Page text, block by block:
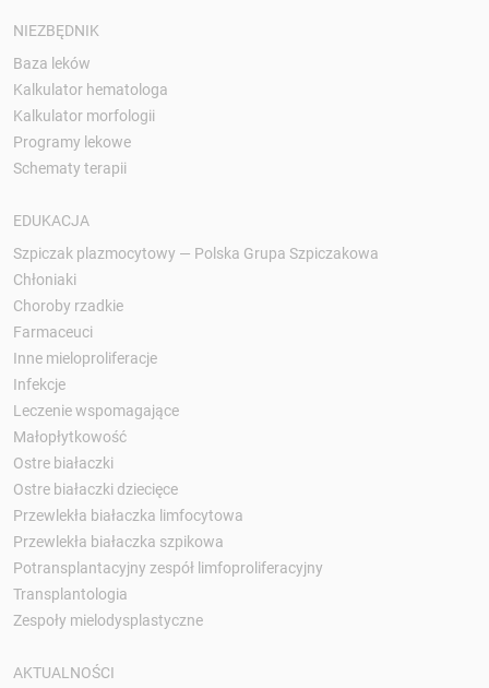
NIEZBĘDNIK
Baza leków
Kalkulator hematologa
Kalkulator morfologii
Programy lekowe
Schematy terapii
EDUKACJA
Szpiczak plazmocytowy — Polska Grupa Szpiczakowa
Chłoniaki
Choroby rzadkie
Farmaceuci
Inne mieloproliferacje
Infekcje
Leczenie wspomagające
Małopłytkowość
Ostre białaczki
Ostre białaczki dziecięce
Przewlekła białaczka limfocytowa
Przewlekła białaczka szpikowa
Potransplantacyjny zespół limfoproliferacyjny
Transplantologia
Zespoły mielodysplastyczne
AKTUALNOŚCI